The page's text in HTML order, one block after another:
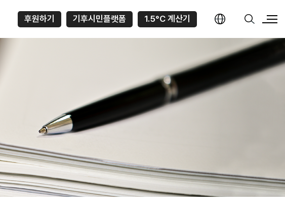
후원하기 기후시민플랫폼 1.5°C 계산기